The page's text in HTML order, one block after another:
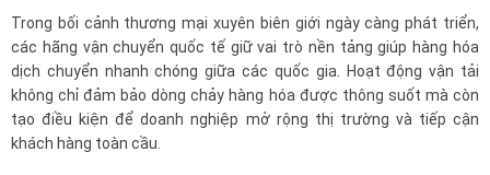
Trong bối cảnh thương mại xuyên biên giới ngày càng phát triển,
các hãng vận chuyển quốc tế giữ vai trò nền tảng giúp hàng hóa
dịch chuyển nhanh chóng giữa các quốc gia. Hoạt động vận tải
không chỉ đảm bảo dòng chảy hàng hóa được thông suốt mà còn
tạo điều kiện để doanh nghiệp mở rộng thị trường và tiếp cận
khách hàng toàn cầu.